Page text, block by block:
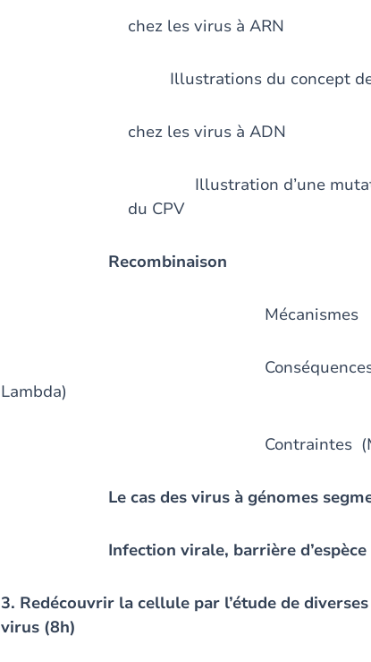
chez les virus à ARN
Illustrations du concept
chez les virus à ADN
Illustration d’une
du CPV
Recombinaison
Mécanismes
Conséquences (La
Lambda)
Contraintes (Maize
Le cas des virus à génomes
Infection virale, barrière
3. Redécouvrir la cellule par l’étude de
virus (8h)